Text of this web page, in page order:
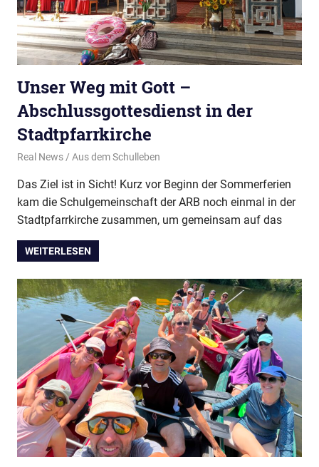
Unser Weg mit Gott –
Abschlussgottesdienst in der
Stadtpfarrkirche
31. Juli 2026
Real News Aus dem Schulleben
Das Ziel ist in Sicht! Kurz vor Beginn der Sommerferien
kam die Schulgemeinschaft der ARB noch einmal in der
Stadtpfarrkirche zusammen, um gemeinsam auf das
WEITERLESEN